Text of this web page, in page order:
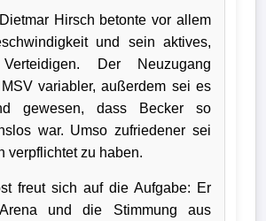
Hirsch betonte vor allem
und sein aktives,
Der Neuzugang
variabler, außerdem sei es
gewesen, dass Becker so
war. Umso zufriedener sei
verpflichtet zu haben.
freut sich auf die Aufgabe: Er
und die Stimmung aus